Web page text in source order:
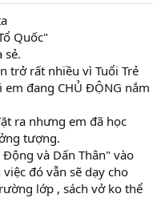
Quốc"
sẻ.
trở rất nhiều vì Tuổi Trẻ
đang CHỦ ĐỘNG nắm
ra nhưng em đã học
tượng.
và Dấn Thân" vào
đó vẫn sẽ dạy cho
lớp , sách vở ko thể